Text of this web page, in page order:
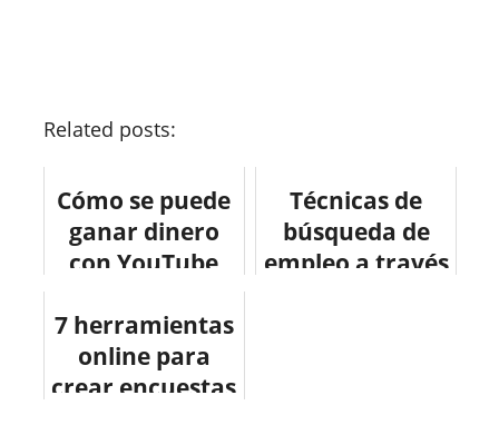
Related posts:
Cómo se puede
ganar dinero
con YouTube
#infographic
#socialmedia
Técnicas de
búsqueda de
empleo a través
7 herramientas
online para
crear encuestas